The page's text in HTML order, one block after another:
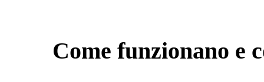
Come funzionano e